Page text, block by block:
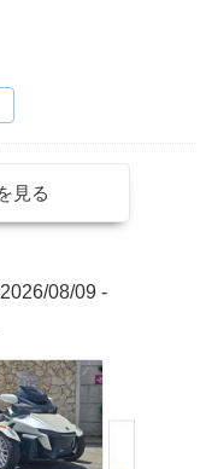
見る
08/09 -